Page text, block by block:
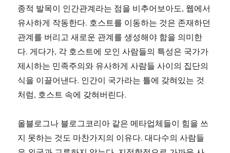
종적 발목이 인간관계라는 점을 비추어보아도, 웹에서
유사하게 작동한다. 호스트를 이동하는 것은 존재하던
관계를 버리고 새로운 관계를 생성해야 함을 의미한
다. 게다가, 각 호스트에 모인 사람들의 특성은 국가가
제시하는 민족주의와 유사하게 사람들 사이의 집단의
식을 이끌어낸다. 인간이 국가라는 틀에 갖혀있는 것
처럼, 호스트 속에 갖혀버린다.
올블로그나 블로그코리아 같은 메타업체들이 힘을 쓰
지 못하는 것도 마찬가지의 이유다. 대다수의 사람들